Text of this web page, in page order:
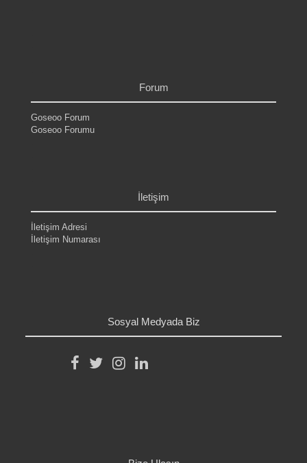
Forum
Goseoo Forum
Goseoo Forumu
İletişim
İletişim Adresi
İletişim Numarası
Sosyal Medyada Biz